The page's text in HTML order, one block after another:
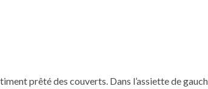
prêté des couverts. Dans l’assiette de